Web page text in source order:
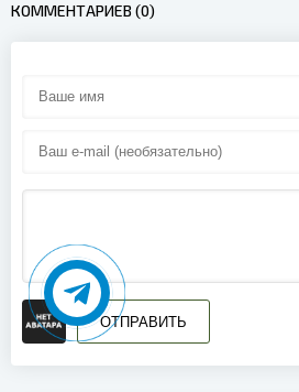
КОММЕНТАРИЕВ (0)
ОТПРАВИТЬ